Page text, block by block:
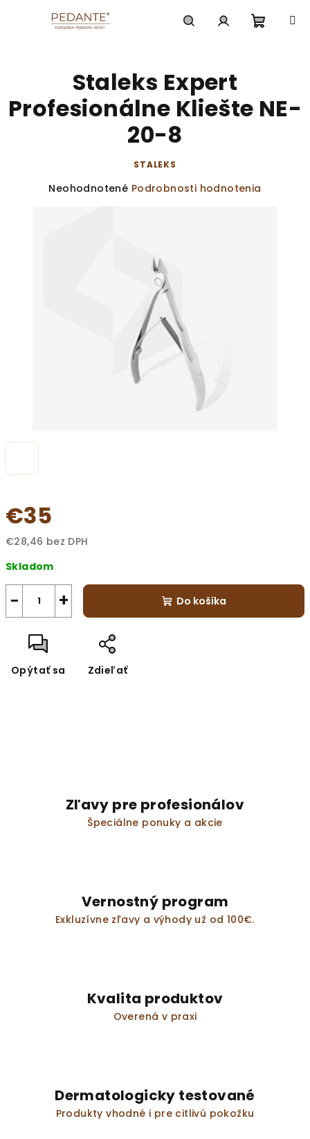
€35
€28,46 bez DPH
cena:
Skladom
+
− Do košíka
Opýtať sa Zdieľať
Staleks Expert
Profesionálne Kliešte NE-
20-8
STALEKS
Priemerné
Neohodnotené Podrobnosti hodnotenia
Zľavy pre profesionálov
Špeciálne ponuky a akcie
Vernostný program
Exkluzívne zľavy a výhody už od 100€.
Kvalita produktov
Overená v praxi
Dermatologicky testované
Produkty vhodné i pre citlivú pokožku